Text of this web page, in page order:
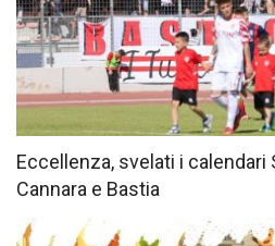
Eccellenza, svelati i calendari
Cannara e Bastia